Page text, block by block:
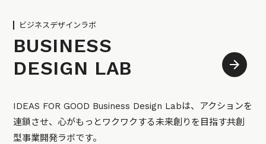
ビジネスデザインラボ
BUSINESS
DESIGN LAB
IDEAS FOR GOOD Business Design Labは、アクションを
連鎖させ、心がもっとワクワクする未来創りを目指す共創
型事業開発ラボです。